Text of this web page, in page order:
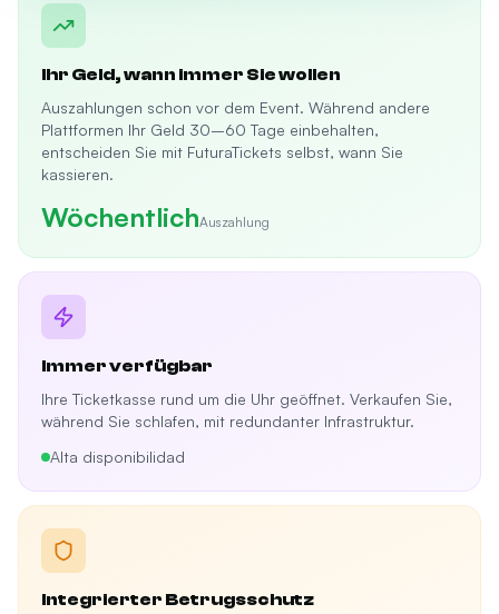
Ihr Geld, wann immer Sie wollen
Auszahlungen schon vor dem Event. Während andere
Plattformen Ihr Geld 30–60 Tage einbehalten,
entscheiden Sie mit FuturaTickets selbst, wann Sie
kassieren.
WöchentlichAuszahlung
Immer verfügbar
Ihre Ticketkasse rund um die Uhr geöffnet. Verkaufen Sie,
während Sie schlafen, mit redundanter Infrastruktur.
Alta disponibilidad
Integrierter Betrugsschutz